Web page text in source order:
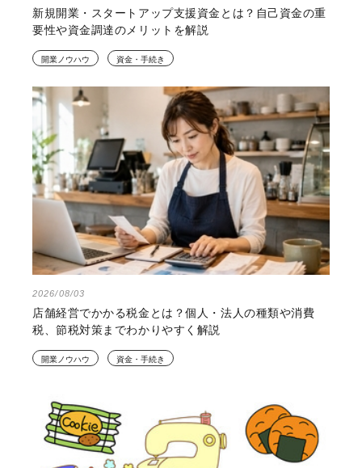
新規開業・スタートアップ支援資金とは？自己資金の重
要性や資金調達のメリットを解説
開業ノウハウ 資金・手続き
2026/08/03
店舗経営でかかる税金とは？個人・法人の種類や消費
税、節税対策までわかりやすく解説
開業ノウハウ 資金・手続き